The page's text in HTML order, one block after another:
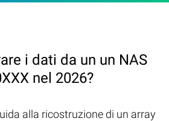
i dati da un un NAS
nel 2026?
alla ricostruzione di un array